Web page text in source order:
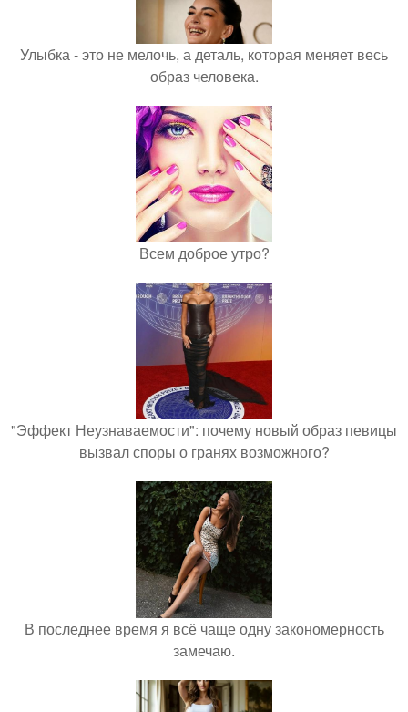
Улыбка - это не мелочь, а деталь, которая меняет весь
образ человека.
Всем доброе утро?
"Эффект Неузнаваемости": почему новый образ певицы
вызвал споры о гранях возможного?
В последнее время я всё чаще одну закономерность
замечаю.